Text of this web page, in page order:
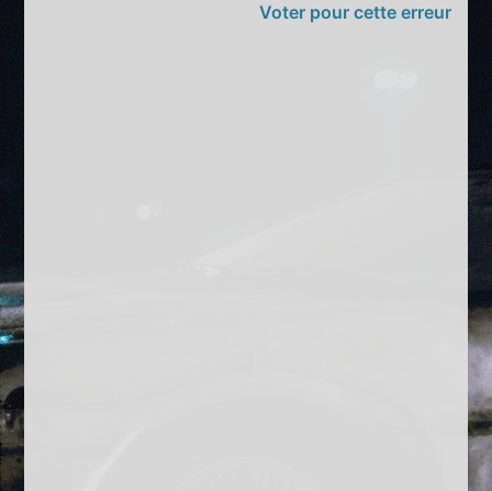
Voter pour cette erreur